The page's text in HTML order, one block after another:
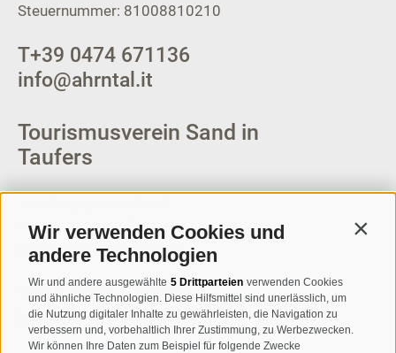
Wir verwenden Cookies und
andere Technologien
Wir und andere ausgewählte 5 Drittparteien verwenden Cookies
und ähnliche Technologien. Diese Hilfsmittel sind unerlässlich, um
die Nutzung digitaler Inhalte zu gewährleisten, die Navigation zu
verbessern und, vorbehaltlich Ihrer Zustimmung, zu Werbezwecken.
Wir können Ihre Daten zum Beispiel für folgende Zwecke
Steuernummer: 81008810210
T+39 0474 671136
info@ahrntal.it
Tourismusverein Sand in
Taufers
I-39032 Sand in Taufers
MWSt.-Nr: 00518320213
T+39 0474 678076
info@taufers.com